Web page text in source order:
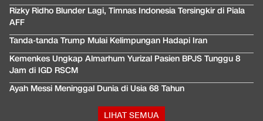
Rizky Ridho Blunder Lagi, Timnas Indonesia Tersingkir di Piala
AFF
Tanda-tanda Trump Mulai Kelimpungan Hadapi Iran
Kemenkes Ungkap Almarhum Yurizal Pasien BPJS Tunggu 8
Jam di IGD RSCM
Ayah Messi Meninggal Dunia di Usia 68 Tahun
LIHAT SEMUA